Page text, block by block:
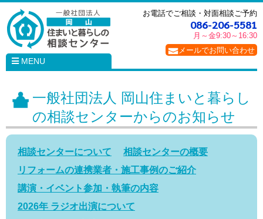
MENU
お電話でご相談・対面相談ご予約
086-206-5581
月～金9:30～16:30
メールでお問い合わせ
一般社団法人 岡山住まいと暮らし
の相談センターからのお知らせ
相談センターについて
相談センターの概要
リフォームの連携業者・施工事例のご紹介
講演・イベント参加・執筆の内容
2026年 ラジオ出演について